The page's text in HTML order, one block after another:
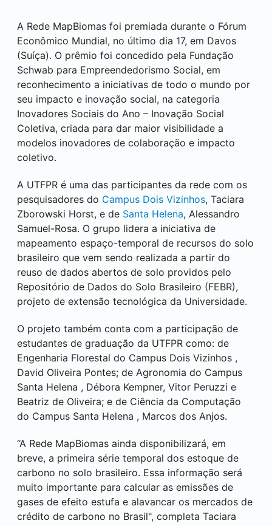
A Rede MapBiomas foi premiada durante o Fórum
Econômico Mundial, no último dia 17, em Davos
(Suíça). O prêmio foi concedido pela Fundação
Schwab para Empreendedorismo Social, em
reconhecimento a iniciativas de todo o mundo por
seu impacto e inovação social, na categoria
Inovadores Sociais do Ano – Inovação Social
Coletiva, criada para dar maior visibilidade a
modelos inovadores de colaboração e impacto
coletivo.
A UTFPR é uma das participantes da rede com os
pesquisadores do Campus Dois Vizinhos, Taciara
Zborowski Horst, e de Santa Helena, Alessandro
Samuel-Rosa. O grupo lidera a iniciativa de
mapeamento espaço-temporal de recursos do solo
brasileiro que vem sendo realizada a partir do
reuso de dados abertos de solo providos pelo
Repositório de Dados do Solo Brasileiro (FEBR),
projeto de extensão tecnológica da Universidade.
O projeto também conta com a participação de
estudantes de graduação da UTFPR como: de
Engenharia Florestal do Campus Dois Vizinhos ,
David Oliveira Pontes; de Agronomia do Campus
Santa Helena , Débora Kempner, Vitor Peruzzi e
Beatriz de Oliveira; e de Ciência da Computação
do Campus Santa Helena , Marcos dos Anjos.
“A Rede MapBiomas ainda disponibilizará, em
breve, a primeira série temporal dos estoque de
carbono no solo brasileiro. Essa informação será
muito importante para calcular as emissões de
gases de efeito estufa e alavancar os mercados de
crédito de carbono no Brasil", completa Taciara